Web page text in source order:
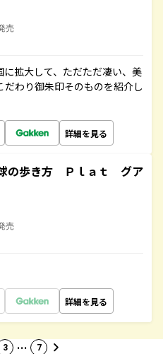
売
拡大して、ただただ凄い、美
わり御朱印そのものを紹介し
詳細を見る
の歩き方 Ｐｌａｔ グア
売
詳細を見る
3 … 7